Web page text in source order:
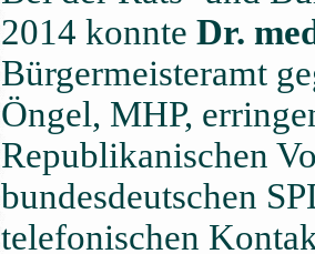
2014 konnte Dr.
Bürgermeisteramt
Öngel, MHP,
Republikanischen
bundesdeutschen
telefonischen